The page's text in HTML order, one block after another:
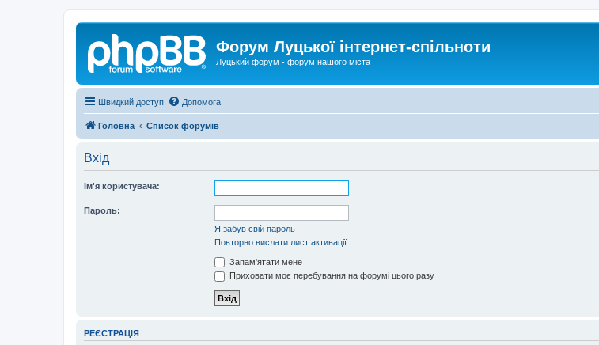
Форум Луцької інтернет-спільноти
Луцький форум - форум нашого міста
Швидкий доступ Допомога
Головна Список форумів
Вхід
Ім'я користувача:
Пароль:
Я забув свій пароль
Повторно вислати лист активації
Запам'ятати мене
Приховати моє перебування на форумі цього разу
РЕЄСТРАЦІЯ